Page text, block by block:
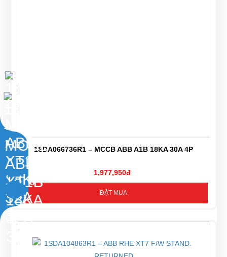
1SDA066736R1 – MCCB ABB A1B 18KA 30A 4P
1,977,950đ
ĐẶT MUA